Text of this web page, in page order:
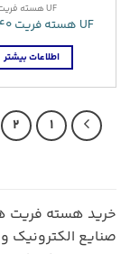
UF هسته فریت
UF هسته فریت 120.80.40
اطلاعات بیشتر
1
2
خرید هسته فریت
صنایع